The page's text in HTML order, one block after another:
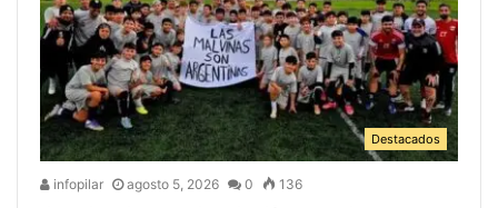
Destacados
infopilar agosto 5, 2026 0 136